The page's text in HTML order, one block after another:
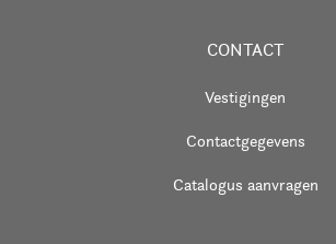
CONTACT
Vestigingen
Contactgegevens
Catalogus aanvragen